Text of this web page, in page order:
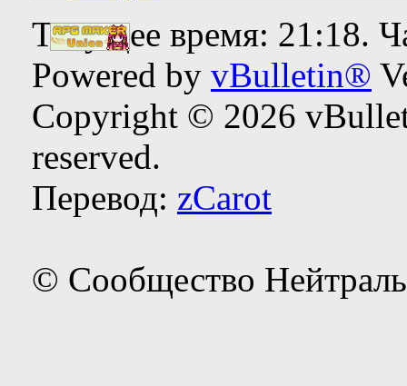
Текущее время: 21:18.
Powered by vBulletin®
Copyright © 2026
reserved.
Перевод: zCarot
© Сообщество